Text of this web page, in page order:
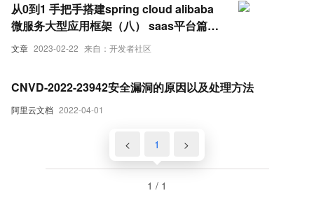
文章 2023-02-22 来自：开发者社区
从0到1 手把手搭建spring cloud alibaba
微服务大型应用框架（八） saas平台篇-
解决不同租户针定制化开发问题 -完整代码
阿里云文档 2022-04-01
CNVD-2022-23942安全漏洞的原因以及处理方法
< 1 >
1 / 1